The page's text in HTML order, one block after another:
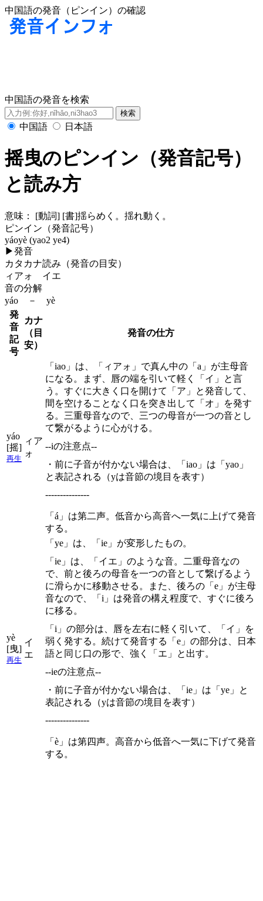
中国語の発音（ピンイン）の確認
中国語の発音を検索
中国語 日本語
摇曳のピンイン（発音記号）
と読み方
意味：
[動詞] [書]揺らめく。揺れ動く。
ピンイン（発音記号）
yáoyè (yao2 ye4)
▶発音
カタカナ読み（発音の目安）
ィアォ イエ
音の分解
yáo － yè
発
音
記
号
カナ
（目
安）
発音の仕方
yáo
[摇]
再生
ィア
ォ
「iao」は、「ィアォ」で真ん中の「a」が主母音
になる。まず、唇の端を引いて軽く「イ」と言
う。すぐに大きく口を開けて「ア」と発音して、
間を空けることなく口を突き出して「オ」を発す
る。三重母音なので、三つの母音が一つの音とし
て繋がるように心がける。
--iの注意点--
・前に子音が付かない場合は、「iao」は「yao」
と表記される（yは音節の境目を表す）
---------------
「á」は第二声。低音から高音へ一気に上げて発音
する。
yè
[曳]
再生
イ
エ
「ye」は、「ie」が変形したもの。
「ie」は、「イエ」のような音。二重母音なの
で、前と後ろの母音を一つの音として繋げるよう
に滑らかに移動させる。また、後ろの「e」が主母
音なので、「i」は発音の構え程度で、すぐに後ろ
に移る。
「i」の部分は、唇を左右に軽く引いて、「イ」を
弱く発する。続けて発音する「e」の部分は、日本
語と同じ口の形で、強く「エ」と出す。
--ieの注意点--
・前に子音が付かない場合は、「ie」は「ye」と
表記される（yは音節の境目を表す）
---------------
「è」は第四声。高音から低音へ一気に下げて発音
する。